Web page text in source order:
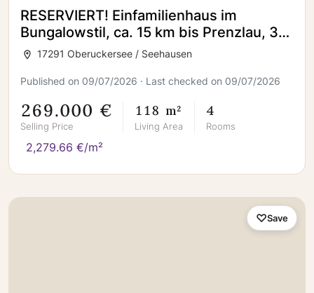
RESERVIERT! Einfamilienhaus im
Bungalowstil, ca. 15 km bis Prenzlau, 3
Minuten zum See und ca. 90 km bis
17291 Oberuckersee / Seehausen
Published on 09/07/2026 · Last checked on 09/07/2026
269.000 €
Selling Price
118 m²
Living Area
4
Rooms
2,279.66 €/m²
Save